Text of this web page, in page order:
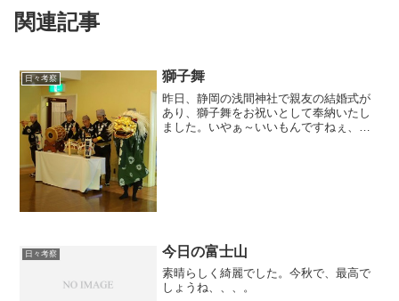
関連記事
日々考察 獅子舞
昨日、静岡の浅間神社で親友の結婚式が
あり、獅子舞をお祝いとして奉納いたし
ました。いやぁ～いいもんですねぇ、や
日々考察 今日の富士山
素晴らしく綺麗でした。今秋で、最高で
しょうね、、、。